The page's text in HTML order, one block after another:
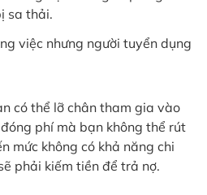
sa thải.
việc nhưng người tuyển dụng
có thể lỡ chân tham gia vào
phí mà bạn không thể rút
mức không có khả năng chi
phải kiếm tiền để trả nợ.